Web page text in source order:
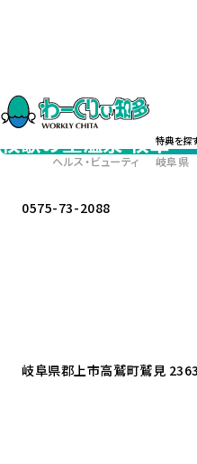
特典を探
エリア すべて
牧歌の里温泉 牧華
ヘルス・ビューティ 岐阜県
0575-73-2088
岐阜県郡上市高鷲町鷲見